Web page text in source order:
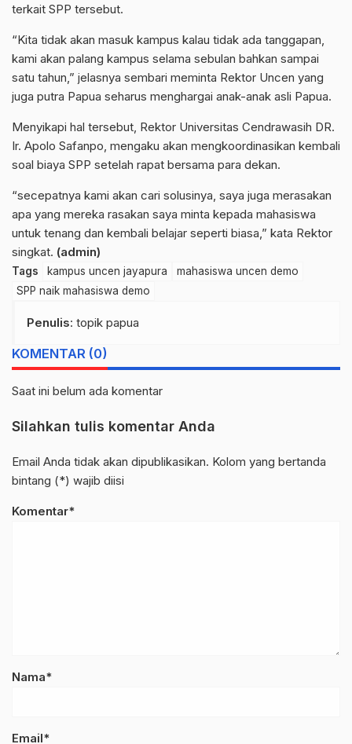
terkait SPP tersebut.
“Kita tidak akan masuk kampus kalau tidak ada tanggapan,
kami akan palang kampus selama sebulan bahkan sampai
satu tahun,” jelasnya sembari meminta Rektor Uncen yang
juga putra Papua seharus menghargai anak-anak asli Papua.
Menyikapi hal tersebut, Rektor Universitas Cendrawasih DR.
Ir. Apolo Safanpo, mengaku akan mengkoordinasikan kembali
soal biaya SPP setelah rapat bersama para dekan.
“secepatnya kami akan cari solusinya, saya juga merasakan
apa yang mereka rasakan saya minta kepada mahasiswa
untuk tenang dan kembali belajar seperti biasa,” kata Rektor
singkat. (admin)
Tags kampus uncen jayapura
mahasiswa uncen demo
SPP naik mahasiswa demo
Penulis: topik papua
KOMENTAR (0)
Saat ini belum ada komentar
Silahkan tulis komentar Anda
Email Anda tidak akan dipublikasikan. Kolom yang bertanda
bintang (*) wajib diisi
Komentar*
Nama*
Email*